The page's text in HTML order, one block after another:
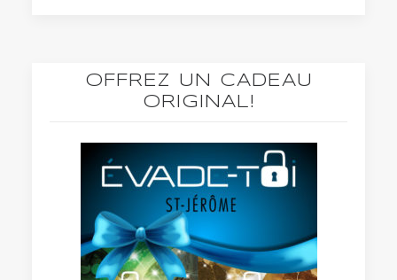
OFFREZ UN CADEAU
ORIGINAL!